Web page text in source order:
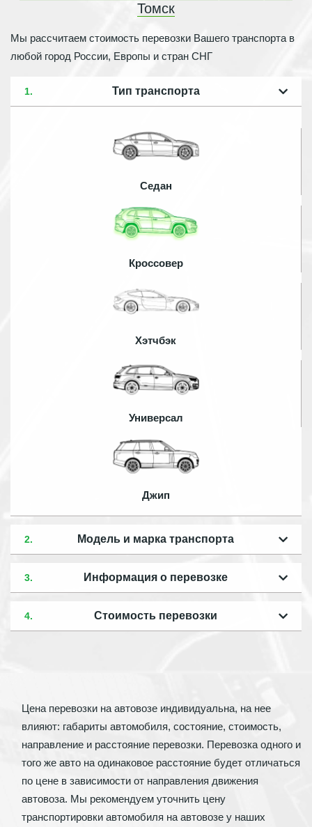
Томск
Мы рассчитаем стоимость перевозки Вашего транспорта в
любой город России, Европы и стран СНГ
1. Тип транспорта
Седан
Кроссовер
Хэтчбэк
Универсал
Джип
2. Модель и марка транспорта
3. Информация о перевозке
4. Стоимость перевозки
Цена перевозки на автовозе индивидуальна, на нее
влияют: габариты автомобиля, состояние, стоимость,
направление и расстояние перевозки. Перевозка одного и
того же авто на одинаковое расстояние будет отличаться
по цене в зависимости от направления движения
автовоза. Мы рекомендуем уточнить цену
транспортировки автомобиля на автовозе у наших